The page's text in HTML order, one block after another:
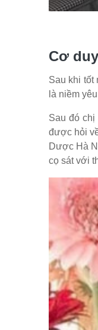
Cơ
Sau khi tốt
là niềm
Sau đó
được hỏi
Dược Hà
cọ sát với